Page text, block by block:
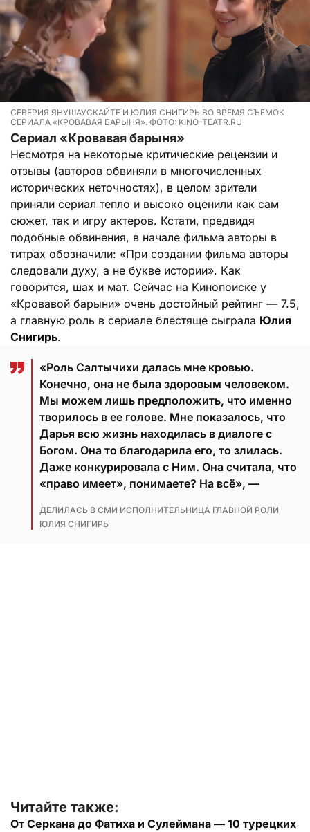
СЕВЕРИЯ ЯНУШАУСКАЙТЕ И ЮЛИЯ СНИГИРЬ ВО ВРЕМЯ СЪЕМОК
СЕРИАЛА «КРОВАВАЯ БАРЫНЯ». ФОТО: KINO-TEATR.RU
Сериал «Кровавая барыня»
Несмотря на некоторые критические рецензии и
отзывы (авторов обвиняли в многочисленных
исторических неточностях), в целом зрители
приняли сериал тепло и высоко оценили как сам
сюжет, так и игру актеров. Кстати, предвидя
подобные обвинения, в начале фильма авторы в
титрах обозначили: «При создании фильма авторы
следовали духу, а не букве истории». Как
говорится, шах и мат. Сейчас на Кинопоиске у
«Кровавой барыни» очень достойный рейтинг — 7.5,
а главную роль в сериале блестяще сыграла Юлия
Снигирь.
«Роль Салтычихи далась мне кровью.
Конечно, она не была здоровым человеком.
Мы можем лишь предположить, что именно
творилось в ее голове. Мне показалось, что
Дарья всю жизнь находилась в диалоге с
Богом. Она то благодарила его, то злилась.
Даже конкурировала с Ним. Она считала, что
«право имеет», понимаете? На всё», —
ДЕЛИЛАСЬ В СМИ ИСПОЛНИТЕЛЬНИЦА ГЛАВНОЙ РОЛИ
ЮЛИЯ СНИГИРЬ
Читайте также:
От Серкана до Фатиха и Сулеймана — 10 турецких